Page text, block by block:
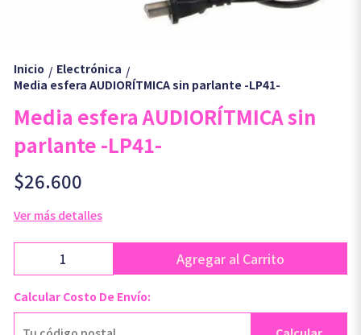
Inicio / Electrónica /
Media esfera AUDIORÍTMICA sin parlante -LP41-
Media esfera AUDIORÍTMICA sin
parlante -LP41-
$26.600
Ver más detalles
Agregar al Carrito
Calcular Costo De Envío: